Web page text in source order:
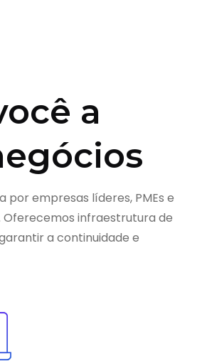
a
empresas líderes, PMEs e
infraestrutura de
a continuidade e